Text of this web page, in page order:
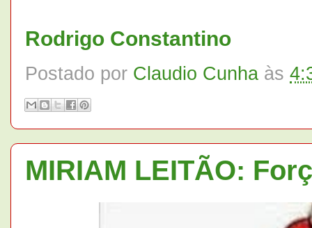
Rodrigo Constantino
Postado por Claudio Cunha às
MIRIAM LEITÃO: